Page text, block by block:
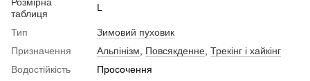
таблиця
L
Тип
Зимовий пуховик
Призначення
Альпінізм Повсякденне Трекінг і хайкінг
Водостійкість
Просочення